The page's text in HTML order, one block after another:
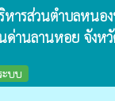
หารส่วนตำบลหนอ
ด่านลานหอย จังหวั
บบ